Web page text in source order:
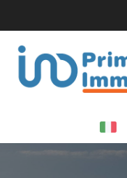
|